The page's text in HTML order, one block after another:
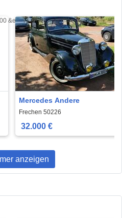
Mercedes Andere
Frechen 50226
32.000 €
anzeigen